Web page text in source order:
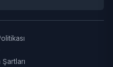
Şartları